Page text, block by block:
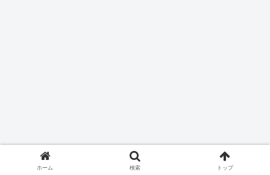
ホーム 検索 トップ